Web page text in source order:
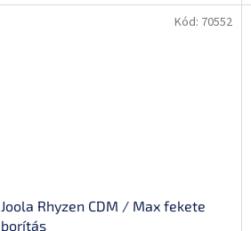
Joola Rhyzen CDM / Max fekete
borítás
Kód: 70552